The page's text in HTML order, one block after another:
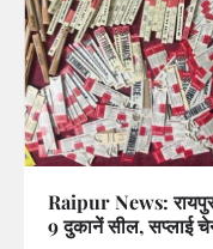
Raipur News: रायपुर
9 दुकानें सील, सप्लाई